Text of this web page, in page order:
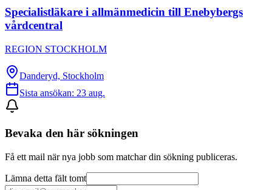
Specialistläkare i allmänmedicin till Enebybergs
vårdcentral
REGION STOCKHOLM
Danderyd, Stockholm
Sista ansökan: 23 aug.
Bevaka den här sökningen
Få ett mail när nya jobb som matchar din sökning publiceras.
Lämna detta fält tomt